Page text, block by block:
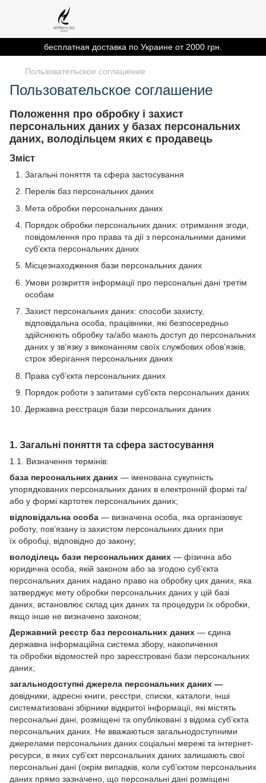
бесплатная доставка по Украине от 2000 грн.
Пользовательское соглашение
Пользовательское соглашение
Положення про обробку і захист
персональних даних у базах персональних
даних, володільцем яких є продавець
Зміст
Загальні поняття та сфера застосування
Перелік баз персональних даних
Мета обробки персональних даних
Порядок обробки персональних даних: отримання згоди,
повідомлення про права та дії з персональними даними
суб’єкта персональних даних
Місцезнаходження бази персональних даних
Умови розкриття інформації про персональні дані третім
особам
Захист персональних даних: способи захисту,
відповідальна особа, працівники, які безпосередньо
здійснюють обробку та/або мають доступ до персональних
даних у зв’язку з виконанням своїх службових обов’язків,
строк зберігання персональних даних
Права суб’єкта персональних даних
Порядок роботи з запитами суб'єкта персональних даних
Державна реєстрація бази персональних даних
1. Загальні поняття та сфера застосування
1.1. Визначення термінів:
база персональних даних — іменована сукупність
упорядкованих персональних даних в електронній формі та/
або у формі картотек персональних даних;
відповідальна особа — визначена особа, яка організовує
роботу, пов’язану із захистом персональних даних при
їх обробці, відповідно до закону;
володілець бази персональних даних — фізична або
юридична особа, якій законом або за згодою суб’єкта
персональних даних надано право на обробку цих даних, яка
затверджує мету обробки персональних даних у цій базі
даних, встановлює склад цих даних та процедури їх обробки,
якщо інше не визначено законом;
Державний реєстр баз персональних даних — єдина
державна інформаційна система збору, накопичення
та обробки відомостей про зареєстровані бази персональних
даних;
загальнодоступні джерела персональних даних —
довідники, адресні книги, реєстри, списки, каталоги, інші
систематизовані збірники відкритої інформації, які містять
персональні дані, розміщені та опубліковані з відома суб’єкта
персональних даних. Не вважаються загальнодоступними
джерелами персональних даних соціальні мережі та інтернет-
ресурси, в яких суб’єкт персональних даних залишають свої
персональні дані (окрім випадків, коли суб’єктом персональних
даних прямо зазначено, що персональні дані розміщені